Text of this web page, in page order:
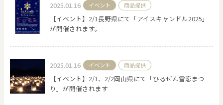
2025.01.16 イベント 商品提供
【イベント】2/1長野県にて「アイスキャンドル2025」
が開催されます。
2025.01.16 イベント 商品提供
【イベント】2/1、2/2岡山県にて「ひるぜん雪恋まつ
り」が開催されます